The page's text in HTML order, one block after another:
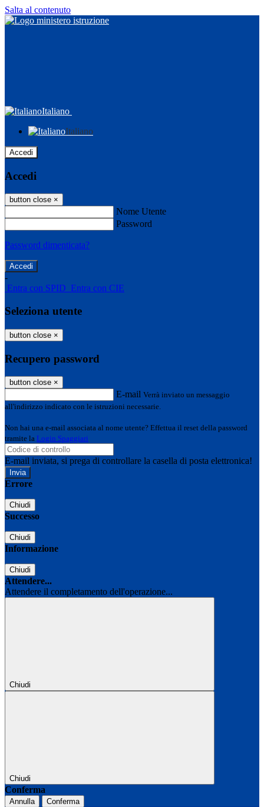
Salta al contenuto
Italiano
Italiano
Accedi
Accedi
button close ×
Nome Utente
Password
Password dimenticata?
-
Entra con SPID Entra con CIE
Seleziona utente
button close ×
Recupero password
button close ×
E-mail Verrà inviato un messaggio
all'indirizzo indicato con le istruzioni necessarie.
Non hai una e-mail associata al nome utente? Effettua il reset della password
tramite la Login Spaggiari
E-mail inviata, si prega di controllare la casella di posta elettronica!
Errore
Chiudi
Successo
Chiudi
Informazione
Chiudi
Attendere...
Attendere il completamento dell'operazione...
Chiudi
Chiudi
Conferma
Annulla Conferma